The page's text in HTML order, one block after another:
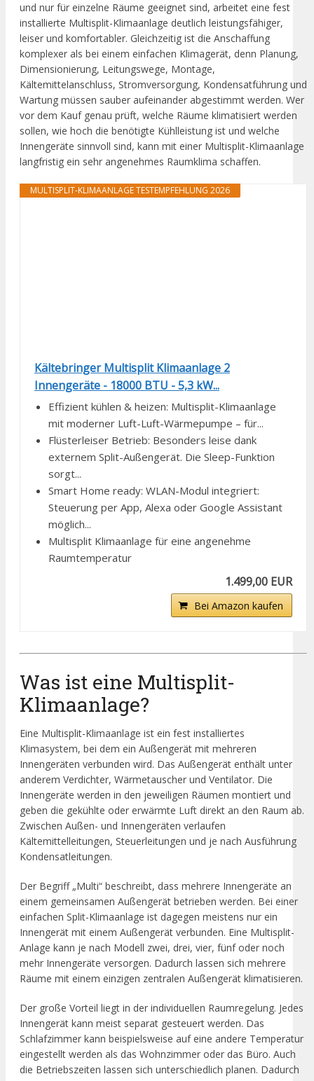
und nur für einzelne Räume geeignet sind, arbeitet eine fest
installierte Multisplit-Klimaanlage deutlich leistungsfähiger,
leiser und komfortabler. Gleichzeitig ist die Anschaffung
komplexer als bei einem einfachen Klimagerät, denn Planung,
Dimensionierung, Leitungswege, Montage,
Kältemittelanschluss, Stromversorgung, Kondensatführung und
Wartung müssen sauber aufeinander abgestimmt werden. Wer
vor dem Kauf genau prüft, welche Räume klimatisiert werden
sollen, wie hoch die benötigte Kühlleistung ist und welche
Innengeräte sinnvoll sind, kann mit einer Multisplit-Klimaanlage
langfristig ein sehr angenehmes Raumklima schaffen.
MULTISPLIT-KLIMAANLAGE TESTEMPFEHLUNG 2026
Kältebringer Multisplit Klimaanlage 2
Innengeräte - 18000 BTU - 5,3 kW...
Effizient kühlen & heizen: Multisplit-Klimaanlage
mit moderner Luft-Luft-Wärmepumpe – für...
Flüsterleiser Betrieb: Besonders leise dank
externem Split-Außengerät. Die Sleep-Funktion
sorgt...
Smart Home ready: WLAN-Modul integriert:
Steuerung per App, Alexa oder Google Assistant
möglich...
Multisplit Klimaanlage für eine angenehme
Raumtemperatur
1.499,00 EUR
Bei Amazon kaufen
Was ist eine Multisplit-
Klimaanlage?
Eine Multisplit-Klimaanlage ist ein fest installiertes
Klimasystem, bei dem ein Außengerät mit mehreren
Innengeräten verbunden wird. Das Außengerät enthält unter
anderem Verdichter, Wärmetauscher und Ventilator. Die
Innengeräte werden in den jeweiligen Räumen montiert und
geben die gekühlte oder erwärmte Luft direkt an den Raum ab.
Zwischen Außen- und Innengeräten verlaufen
Kältemittelleitungen, Steuerleitungen und je nach Ausführung
Kondensatleitungen.
Der Begriff „Multi“ beschreibt, dass mehrere Innengeräte an
einem gemeinsamen Außengerät betrieben werden. Bei einer
einfachen Split-Klimaanlage ist dagegen meistens nur ein
Innengerät mit einem Außengerät verbunden. Eine Multisplit-
Anlage kann je nach Modell zwei, drei, vier, fünf oder noch
mehr Innengeräte versorgen. Dadurch lassen sich mehrere
Räume mit einem einzigen zentralen Außengerät klimatisieren.
Der große Vorteil liegt in der individuellen Raumregelung. Jedes
Innengerät kann meist separat gesteuert werden. Das
Schlafzimmer kann beispielsweise auf eine andere Temperatur
eingestellt werden als das Wohnzimmer oder das Büro. Auch
die Betriebszeiten lassen sich unterschiedlich planen. Dadurch